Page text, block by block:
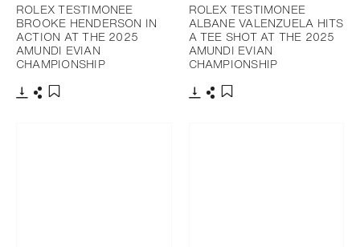
ROLEX TESTIMONEE
BROOKE HENDERSON IN
ACTION AT THE 2025
AMUNDI EVIAN
CHAMPIONSHIP
ROLEX TESTIMONEE
ALBANE VALENZUELA HITS
A TEE SHOT AT THE 2025
AMUNDI EVIAN
CHAMPIONSHIP